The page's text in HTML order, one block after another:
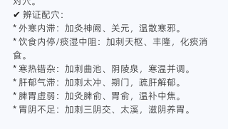
✔ 辨证配穴：
* 外寒内滞：加灸神阙、关元，温散寒邪。
* 饮食内停/痰湿中阻：加刺天枢、丰隆，化痰消
食。
* 寒热错杂：加刺曲池、阴陵泉，寒温并调。
* 肝郁气滞：加刺太冲、期门，疏肝解郁。
* 脾胃虚弱：加灸脾俞、胃俞，温补中焦。
* 胃阴不足：加刺三阴交、太溪，滋阴养胃。